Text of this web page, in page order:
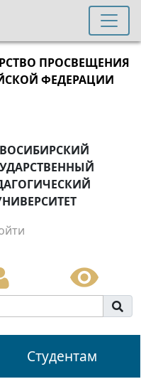
ПРОСВЕЩЕНИЯ
ФЕДЕРАЦИИ
Студентам